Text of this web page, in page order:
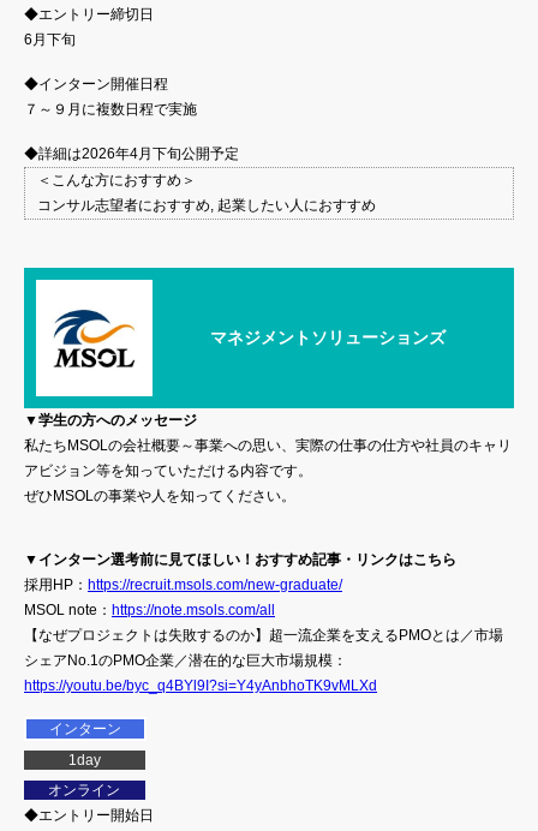
◆エントリー締切日
6月下旬
◆インターン開催日程
７～９月に複数日程で実施
◆詳細は2026年4月下旬公開予定
＜こんな方におすすめ＞
コンサル志望者におすすめ, 起業したい人におすすめ
マネジメントソリューションズ
▼学生の方へのメッセージ
私たちMSOLの会社概要～事業への思い、実際の仕事の仕方や社員のキャリ
アビジョン等を知っていただける内容です。
ぜひMSOLの事業や人を知ってください。
▼インターン選考前に見てほしい！おすすめ記事・リンクはこちら
採用HP： https://recruit.msols.com/new-graduate/
MSOL note： https://note.msols.com/all
【なぜプロジェクトは失敗するのか】超一流企業を支えるPMOとは／市場
シェアNo.1のPMO企業／潜在的な巨大市場規模：
https://youtu.be/byc_q4BYl9I?si=Y4yAnbhoTK9vMLXd
インターン
1day
オンライン
◆エントリー開始日